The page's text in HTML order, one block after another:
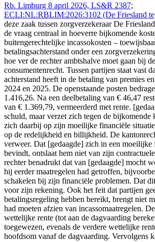
Rb. Limburg 8 april 2026, LS&R 2387;
ECLI:NL:RBLIM:2026:3102 (De Friesland
deze zaak tussen zorgverzekeraar De
de vraag centraal in hoeverre bijkomende
buitengerechtelijke incassokosten –
betalingsachterstand onder een
hoe ver de rechter ambtshalve moet gaan bij
consumentenrecht. Tussen partijen staat vast
achterstand heeft in de betaling van premies
2024 en 2025. De openstaande posten
1.416,26. Na een deelbetaling van € 46,47
van € 1.369,79, vermeerderd met rente.
schuld, maar verzet zich tegen de bijkomende
zich daarbij op zijn moeilijke financiële
op de redelijkheid en billijkheid. De
verweer. Dat [gedaagde] zich in een moeilijke
bevindt, ontslaat hem niet van zijn
rechter benadrukt dat van [gedaagde] mocht
hij eerder maatregelen had getroffen,
schakelen bij zijn financiële problemen. Dat
voor zijn rekening. Ook het feit dat partijen
betalingsregeling hebben bereikt, brengt niet
had moeten afzien van incassomaatregelen.
wettelijke rente (tot aan de dagvaarding
toegewezen, evenals de verdere wettelijke
hoofdsom vanaf de dagvaarding. Vervolgens